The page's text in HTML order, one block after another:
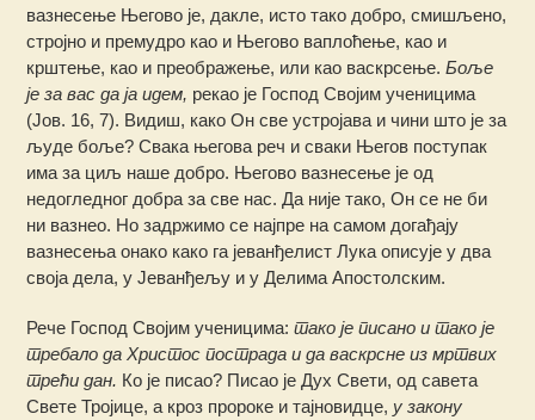
вазнесење Његово је, дакле, исто тако добро, смишљено,
стројно и премудро као и Његово ваплоћење, као и
крштење, као и преображење, или као васкрсење.Боље
је за вас да ја идем, рекао је Господ Својим ученицима
(Јов. 16, 7). Видиш, како Он све устројава и чини што је за
људе боље? Свака његова реч и сваки Његов поступак
има за циљ наше добро. Његово вазнесење је од
недогледног добра за све нас. Да није тако, Он се не би
ни вазнео. Но задржимо се најпре на самом догађају
вазнесења онако како га јеванђелист Лука описује у два
своја дела, у Јеванђељу и у Делима Апостолским.
Рече Господ Својим ученицима:тако је писано и тако је
требало да Христос пострада и да васкрсне из мртвих
трећи дан. Ко је писао? Писао је Дух Свети, од савета
Свете Тројице, а кроз пророке и тајновидце, у закону